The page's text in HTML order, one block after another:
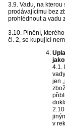
3.9. Vadu, na
prodávajícímu bez
prohlédnout a vadu
3.10. Plnění,
čl. 2, se kupující
4.1.
jen
v